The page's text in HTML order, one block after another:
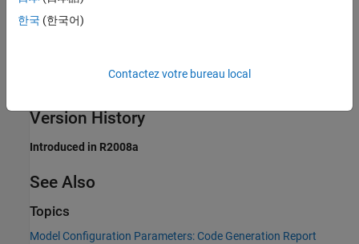
Parameter:
Version History
Introduced in R2008a
See Also
Topics
Model Configuration Parameters: Code Generation Report
한국 (한국어)
Contactez votre bureau local